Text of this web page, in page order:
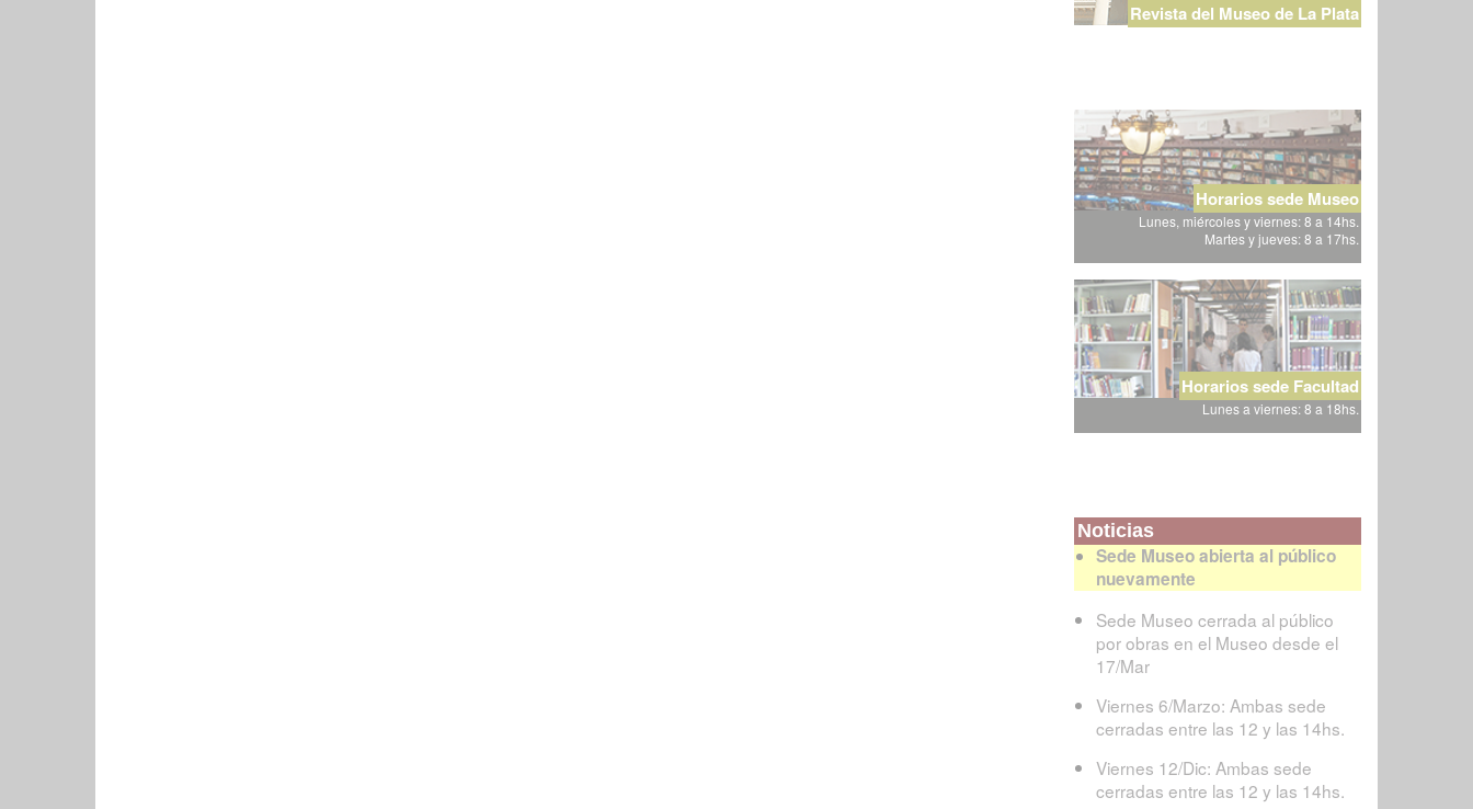
Revista del Museo de La Plata
Horarios sede Museo
Lunes, miércoles y viernes: 8 a 14hs.
Martes y jueves: 8 a 17hs.
Horarios sede Facultad
Lunes a viernes: 8 a 18hs.
Noticias
Sede Museo abierta al público
nuevamente
Sede Museo cerrada al público
por obras en el Museo desde el
17/Mar
Viernes 6/Marzo: Ambas sede
cerradas entre las 12 y las 14hs.
Viernes 12/Dic: Ambas sede
cerradas entre las 12 y las 14hs.